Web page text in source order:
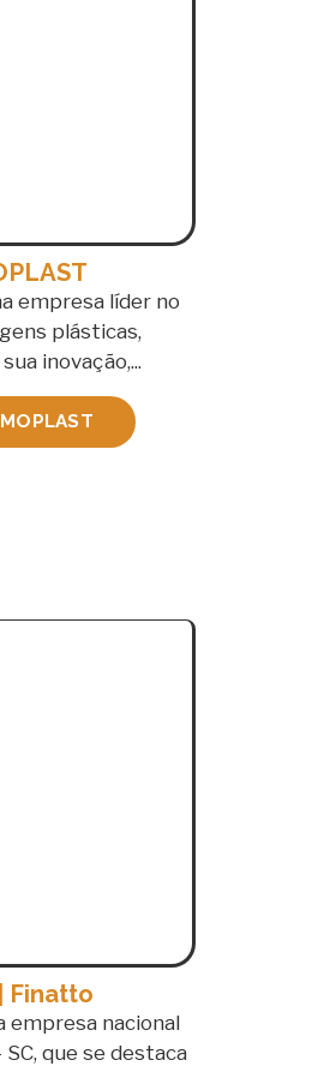
empresa líder no
plásticas,
inovação,...
Finatto
empresa nacional
que se destaca